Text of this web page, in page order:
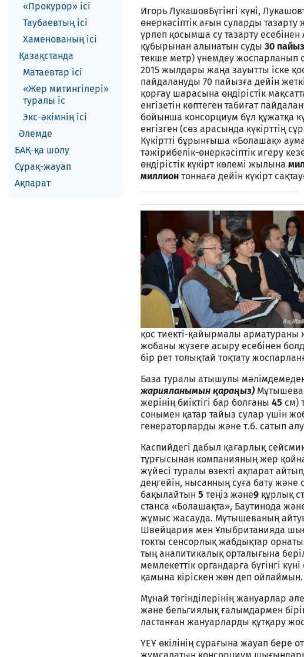
«Прокурор» ісі
Таубаевтың ісі
Хаменованың ісі
Қазақстанда
Матаевтар ici
«Жер митингілері»
туралы іс
Экс-әкiмнiң iсi
Әлемде
БАҚ-қа шолу
Сұрақ-жауап
Ақпарат
Игорь ЛукашовБүгінгі күні,
өнеркәсіптік ағын суларды
үрлеп қосымша су тазарту
құбырынан алынатын суды 30
текше метр) үнемдеу жоспарланып
2015 жылдары жаңа зауытты іске
пайдалануды 70 пайызға дейін
қорғау шарасына өндірістік
енгізетін көптеген табиғат
бойынша консорциум бұл құжатқа
енгізген (сөз арасында күкірттің
Күкіртті бұрынғыша «Болашақ»
тәжірибелік-өнеркәсіптік игеру
өндірістік күкірт көлемі жылына
миллион тоннаға дейін күкірт
қос тиекті-қайырмалы
жобаны жүзеге асыру есебінен
бір рет толықтай тоқтату
База туралы атышулы
жарияланымын қараңыз) Мұтышева
жерінің биіктігі бар болғаны 45 см)
сонымен қатар тайыз сулар үшін
генераторларды және т.б. сатып
Каспийдегі дабыл қағарлық
тұрғысынан компанияның жер
жүйесі туралы өзекті ақпарат
деңгейін, нысанның суға бату және
бақылайтын 5 теңіз және9 құрлық
станса «Болашақта», Баутинода
жұмыс жасауда. Мұтышеваның
Швейцария мен Ұлыбританияда
токты сенсорлық жабдықтар
тың аналитикалық орталығына
мемлекеттік органдарға бүгінгі
қамына кіріскен жөн деп ойлаймын.
Мұнай төгінділерінің жануарлар
және бельгиялық ғалымдармен
ластанған жануарларды құтқару
ҮЕҰ өкілінің сұрағына жауап